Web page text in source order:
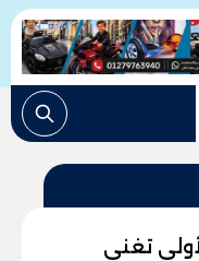
تغني